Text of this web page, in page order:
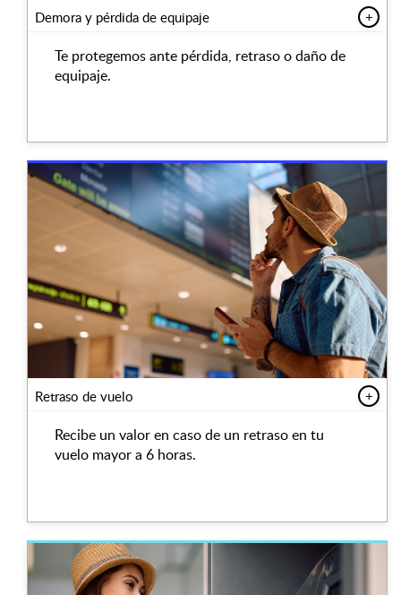
Demora y pérdida de equipaje +
Te protegemos ante pérdida, retraso o daño de
equipaje.
Retraso de vuelo +
Recibe un valor en caso de un retraso en tu
vuelo mayor a 6 horas.